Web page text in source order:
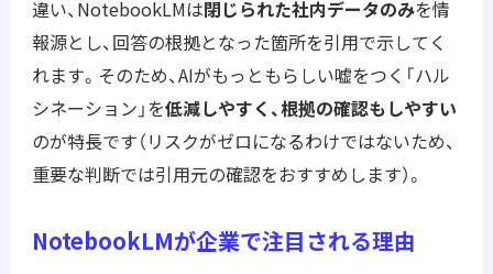
違い、NotebookLMは閉じられた社内データのみを情
報源とし、回答の根拠となった箇所を引用で示してく
れます。そのため、AIがもっともらしい嘘をつく「ハル
シネーション」を低減しやすく、根拠の確認もしやすい
のが特長です（リスクがゼロになるわけではないため、
重要な判断では引用元の確認をおすすめします）。
NotebookLMが企業で注目される理由